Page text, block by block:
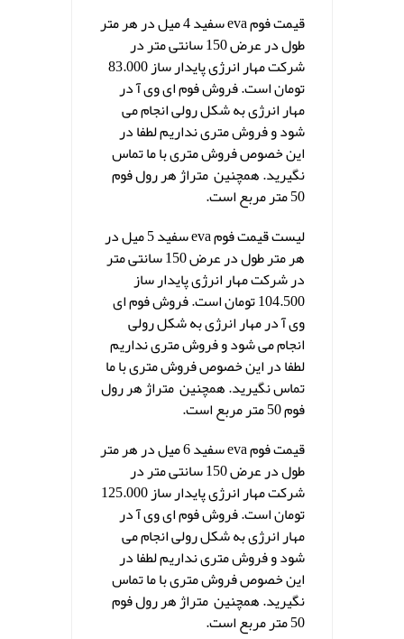
قیمت فوم eva سفید 4 میل در هر متر
طول در عرض 150 سانتی متر در
شرکت مهار انرژی پایدار ساز 83.000
تومان است. فروش فوم ای وی آ در
مهار انرژی به شکل رولی انجام می
شود و فروش متری نداریم لطفا در
این خصوص فروش متری با ما تماس
نگیرید. همچنین متراژ هر رول فوم
50 متر مربع است.
لیست قیمت فوم eva سفید 5 میل در
هر متر طول در عرض 150 سانتی متر
در شرکت مهار انرژی پایدار ساز
104.500 تومان است. فروش فوم ای
وی آ در مهار انرژی به شکل رولی
انجام می شود و فروش متری نداریم
لطفا در این خصوص فروش متری با ما
تماس نگیرید. همچنین متراژ هر رول
فوم 50 متر مربع است.
قیمت فوم eva سفید 6 میل در هر متر
طول در عرض 150 سانتی متر در
شرکت مهار انرژی پایدار ساز 125.000
تومان است. فروش فوم ای وی آ در
مهار انرژی به شکل رولی انجام می
شود و فروش متری نداریم لطفا در
این خصوص فروش متری با ما تماس
نگیرید. همچنین متراژ هر رول فوم
50 متر مربع است.